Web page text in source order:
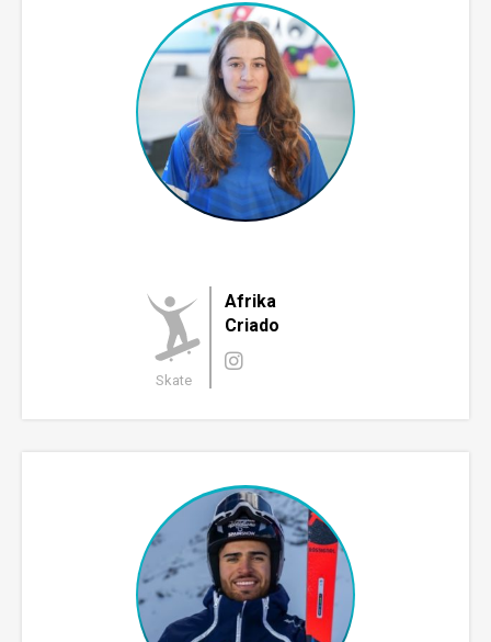
Skate
Afrika
Criado